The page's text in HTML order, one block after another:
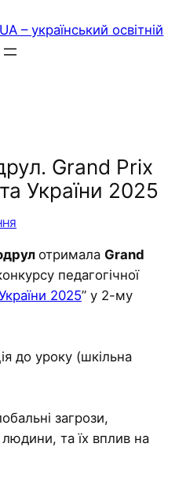
Grand Prix
України 2025
отримала Grand
педагогічної
2025” у 2-му
до уроку (шкільна
загрози,
та їх вплив на